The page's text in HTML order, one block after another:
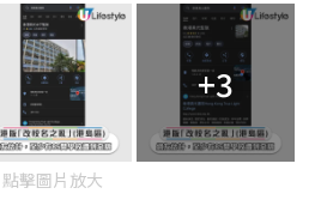
+3
點擊圖片放大